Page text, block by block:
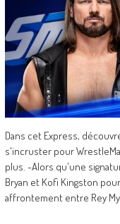
Dans cet Express,
s'incruster pour
plus. -Alors qu'une
Bryan et Kofi Kingston
affrontement entre Rey